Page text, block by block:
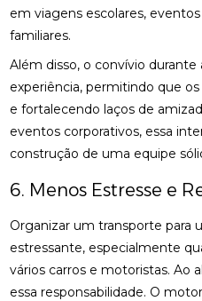
em viagens escolares,
familiares.
Além disso, o convívio
experiência, permitindo que
e fortalecendo laços de
eventos corporativos, essa
construção de uma equipe
6. Menos Estresse e
Organizar um transporte para
estressante, especialmente
vários carros e motoristas. Ao
essa responsabilidade. O